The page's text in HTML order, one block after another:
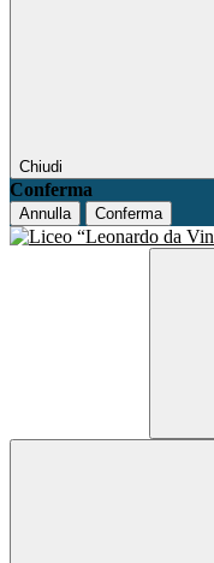
Chiudi
Conferma
Annulla Conferma